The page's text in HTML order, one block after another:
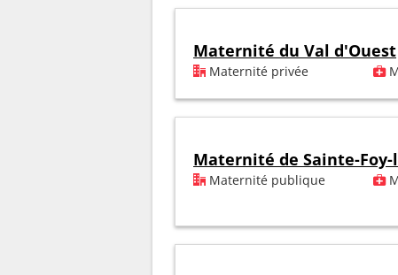
Maternité du Val d'Ouest
Maternité privée
Maternité de Sainte-Foy-
Maternité publique